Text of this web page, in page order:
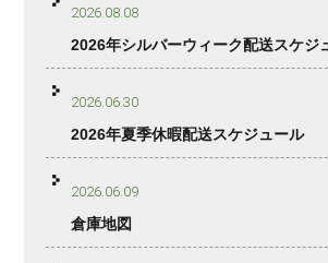
2026.08.08
2026年シルバーウィーク配送スケジ
2026.06.30
2026年夏季休暇配送スケジュール
2026.06.09
倉庫地図